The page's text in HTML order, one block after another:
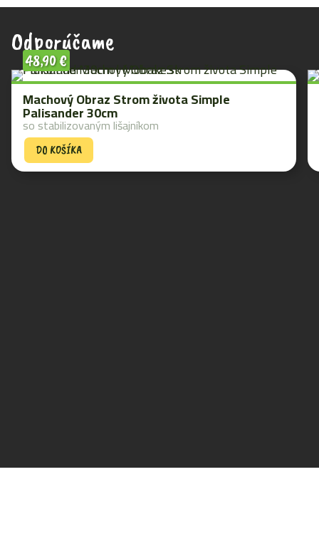
Odporúčame
Machový Obraz Strom života Simple
Palisander 30cm
48,90€
so stabilizovaným lišajníkom
DO KOŠÍKA